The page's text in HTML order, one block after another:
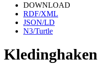
DOWNLOAD
RDF/XML
JSON/LD
N3/Turtle
Kledinghaken